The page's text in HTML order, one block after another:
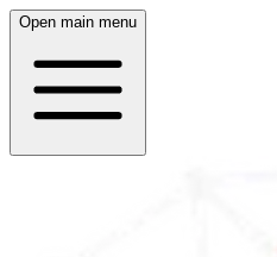
Open main menu